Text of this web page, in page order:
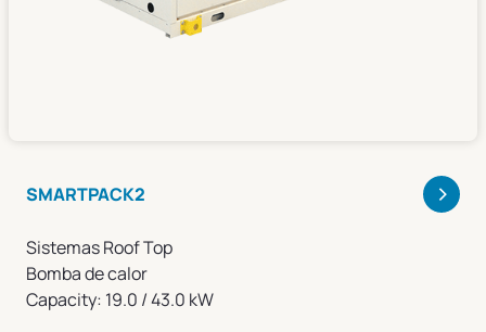
SMARTPACK2 >
Sistemas Roof Top
Bomba de calor
Capacity: 19.0 / 43.0 kW